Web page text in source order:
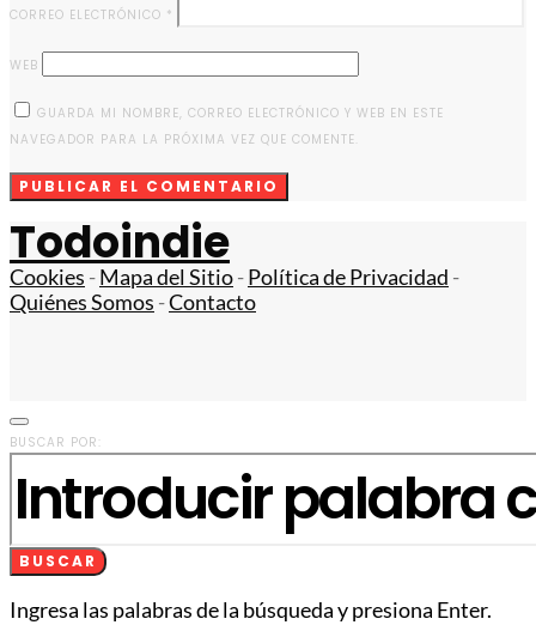
CORREO ELECTRÓNICO *
WEB
GUARDA MI NOMBRE, CORREO ELECTRÓNICO Y WEB EN ESTE
NAVEGADOR PARA LA PRÓXIMA VEZ QUE COMENTE.
Todoindie
Cookies -Mapa del Sitio-Política de Privacidad -
Quiénes Somos -Contacto
BUSCAR POR:
BUSCAR
Ingresa las palabras de la búsqueda y presiona Enter.